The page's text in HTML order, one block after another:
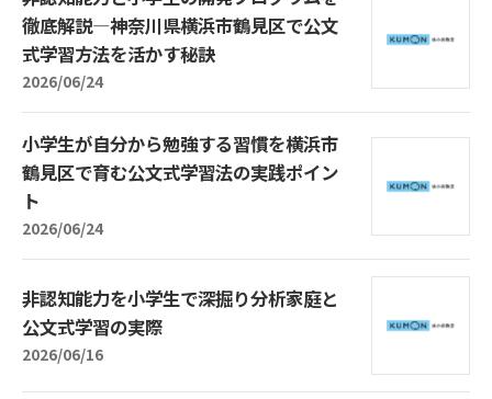
徹底解説―神奈川県横浜市鶴見区で公文
式学習方法を活かす秘訣
2026/06/24
小学生が自分から勉強する習慣を横浜市
鶴見区で育む公文式学習法の実践ポイン
ト
2026/06/24
非認知能力を小学生で深掘り分析家庭と
公文式学習の実際
2026/06/16